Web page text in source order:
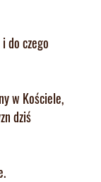
do czego
w Kościele,
dziś